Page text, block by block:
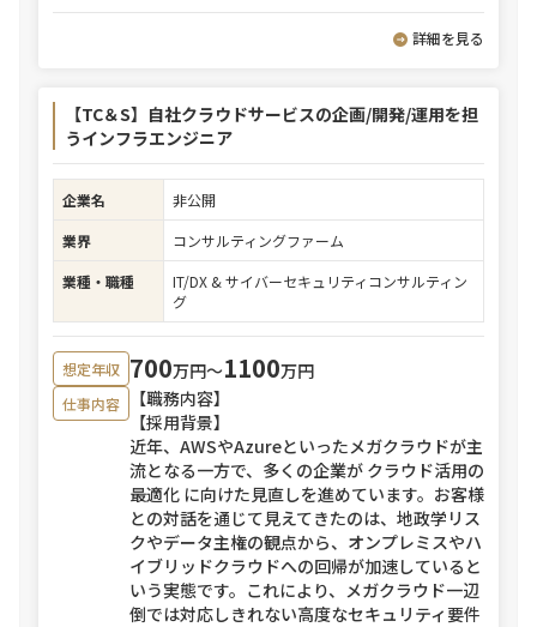
詳細を見る
【TC＆S】自社クラウドサービスの企画/開発/運用を担
うインフラエンジニア
企業名
非公開
業界
コンサルティングファーム
業種・職種
IT/DX & サイバーセキュリティコンサルティン
グ
想定年収 700万円〜1100万円
仕事内容
【職務内容】
【採用背景】
近年、AWSやAzureといったメガクラウドが主
流となる一方で、多くの企業が クラウド活用の
最適化 に向けた見直しを進めています。お客様
との対話を通じて見えてきたのは、地政学リス
クやデータ主権の観点から、オンプレミスやハ
イブリッドクラウドへの回帰が加速していると
いう実態です。これにより、メガクラウド一辺
倒では対応しきれない高度なセキュリティ要件